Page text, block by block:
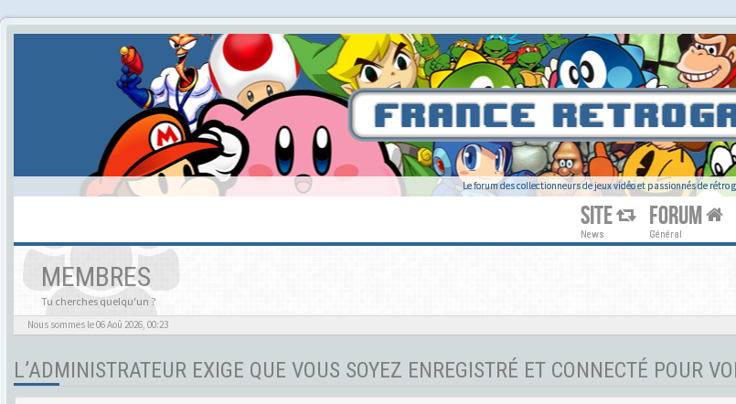
Le forum des collectionneurs de jeux vidéo et passionnés de rétro
SITE
News
FORUM
Général
MEMBRES
Tu cherches quelqu'un ?
Nous sommes le 06 Aoû 2026, 00:23
L’ADMINISTRATEUR EXIGE QUE VOUS SOYEZ ENREGISTRÉ ET CONNECTÉ POUR